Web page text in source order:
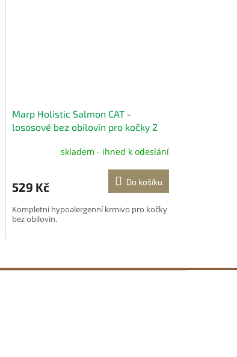
Marp Holistic Salmon CAT -
lososové bez obilovin pro kočky 2
skladem - ihned k odeslání
529 Kč Do košíku
Kompletní hypoalergenní krmivo pro kočky
bez obilovin.